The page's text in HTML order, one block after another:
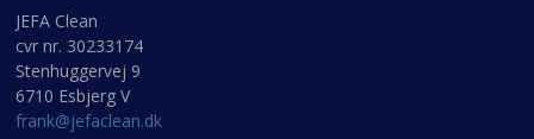
JEFA Clean
cvr nr. 30233174
Stenhuggervej 9
6710 Esbjerg V
frank@jefaclean.dk